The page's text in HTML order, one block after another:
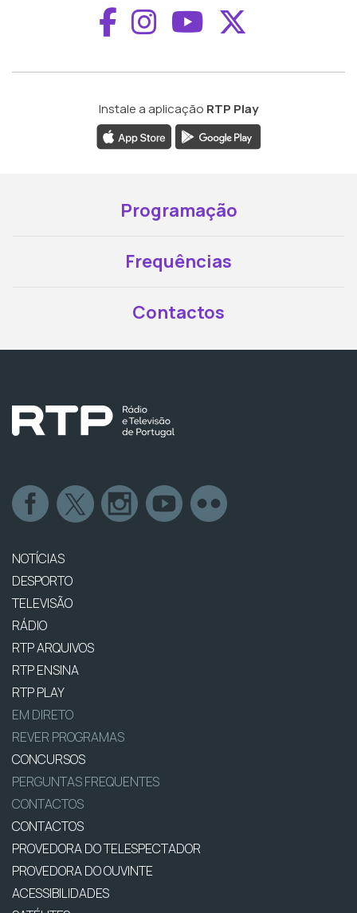
Aceder ao
Aceder ao
Aceder ao
Instale a aplicação RTP Play
Programação
Frequências
Contactos
NOTÍCIAS
DESPORTO
TELEVISÃO
RÁDIO
RTP ARQUIVOS
RTP ENSINA
RTP PLAY
EM DIRETO
REVER PROGRAMAS
CONCURSOS
PERGUNTAS FREQUENTES
CONTACTOS
CONTACTOS
PROVEDORA DO TELESPECTADOR
PROVEDORA DO OUVINTE
ACESSIBILIDADES